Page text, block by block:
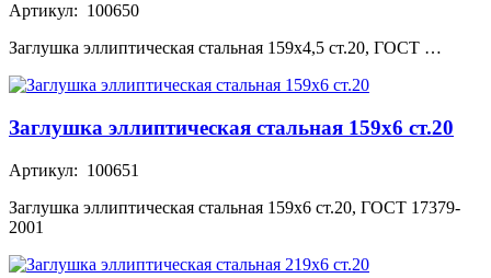
Артикул: 100650
Заглушка эллиптическая стальная 159х4,5 ст.20, ГОСТ …
Заглушка эллиптическая стальная 159х6 ст.20
Артикул: 100651
Заглушка эллиптическая стальная 159х6 ст.20, ГОСТ 17379-
2001